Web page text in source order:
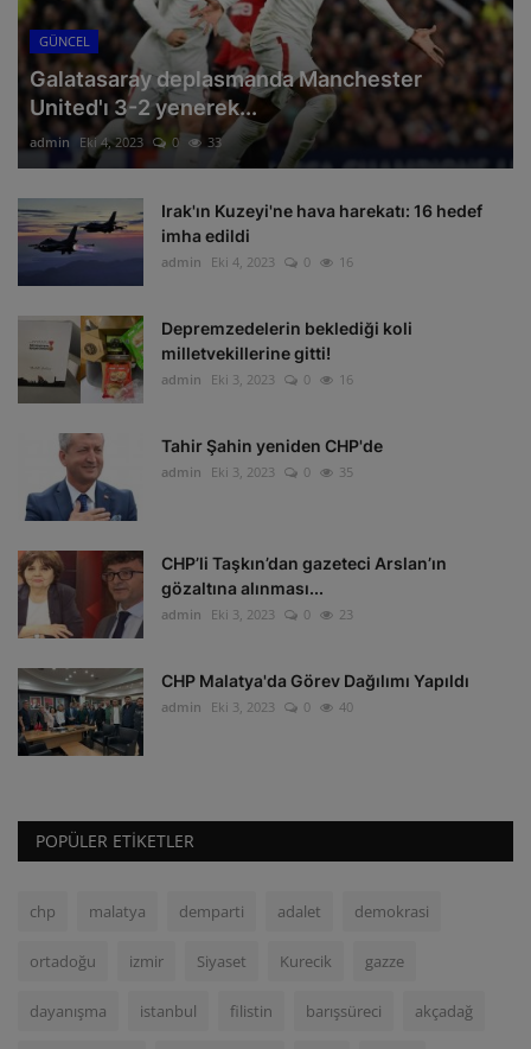
GÜNCEL
Galatasaray deplasmanda Manchester
United'ı 3-2 yenerek...
admin Eki 4, 2023 0 33
Irak'ın Kuzeyi'ne hava harekatı: 16 hedef
imha edildi
admin Eki 4, 2023 0 16
Depremzedelerin beklediği koli
milletvekillerine gitti!
admin Eki 3, 2023 0 16
Tahir Şahin yeniden CHP'de
admin Eki 3, 2023 0 35
CHP’li Taşkın’dan gazeteci Arslan’ın
gözaltına alınması...
admin Eki 3, 2023 0 23
CHP Malatya'da Görev Dağılımı Yapıldı
admin Eki 3, 2023 0 40
POPÜLER ETIKETLER
chp malatya demparti adalet demokrasi
ortadoğu izmir Siyaset Kurecik gazze
dayanışma istanbul filistin barışsüreci akçadağ